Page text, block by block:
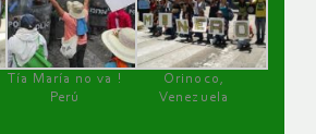
Tía María no va !
Perú
Orinoco,
Venezuela